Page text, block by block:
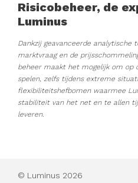
Risicobeheer, de
Luminus
Dankzij geavanceerde analytische
marktvraag en de
beheer maakt het mogelijk om
spelen, zelfs tijdens extreme
flexibiliteitshefbomen waarmee
stabiliteit van het net en te allen
leveren.
© Luminus 2026